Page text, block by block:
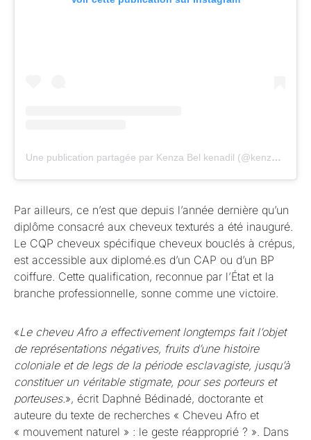
Une publication partagée par Kenza Bel kenadil (@kenzablkn)
Par ailleurs, ce n’est que depuis l’année dernière qu’un
diplôme consacré aux cheveux texturés a été inauguré.
Le CQP cheveux spécifique cheveux bouclés à crépus,
est accessible aux diplomé.es d’un CAP ou d’un BP
coiffure. Cette qualification, reconnue par l’État et la
branche professionnelle, sonne comme une victoire.
«Le cheveu Afro a effectivement longtemps fait l’objet
de représentations négatives, fruits d’une histoire
coloniale et de legs de la période esclavagiste, jusqu’à
constituer un véritable stigmate, pour ses porteurs et
porteuses. », écrit Daphné Bédinadé, doctorante et
auteure du texte de recherches « Cheveu Afro et
« mouvement naturel » : le geste réapproprié ? ». Dans